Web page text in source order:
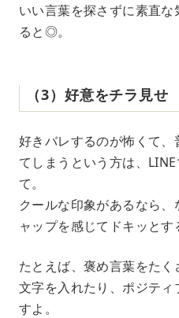
いい言葉を探さずに素直な
ると◎。
（3）好意をチラ見せ
好きバレするのが怖くて
てしまうという方は、
て。
クールな印象があるなら
ャップを感じてドキッとす
たとえば、褒め言葉をた
文字を入れたり、ポジテ
すよ。